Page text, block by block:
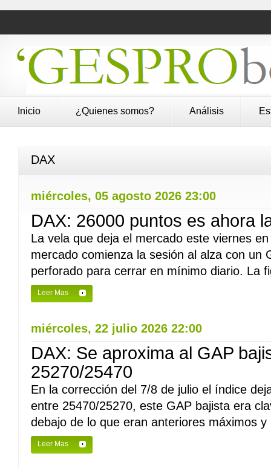
Inicio ¿Quienes somos? Análisis
DAX
miércoles, 05 agosto 2026 23:00
DAX: 26000 puntos es ahora
La vela que deja el mercado este viernes
mercado comienza la sesión al alza con un
perforado para cerrar en mínimo diario. La
Leer Mas
miércoles, 22 julio 2026 22:00
DAX: Se aproxima al GAP
25270/25470
En la corrección del 7/8 de julio el índice
entre 25470/25270, este GAP bajista era
debajo de lo que eran anteriores máximos
Leer Mas